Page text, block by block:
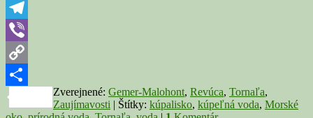
WhatsApp
Telegram
Viber
Copy
Link
Share
Zverejnené: Gemer-Malohont, Revúca, Tornaľa,
Zaujímavosti | Štítky: kúpalisko, kúpeľná voda, Morské